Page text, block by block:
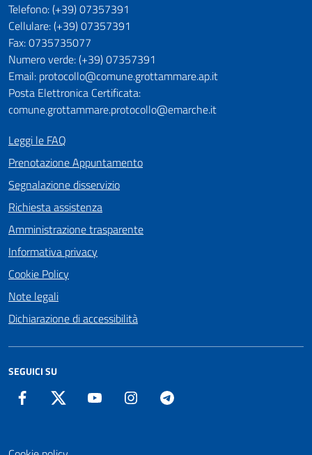
Telefono: (+39) 07357391
Cellulare: (+39) 07357391
Fax: 0735735077
Numero verde: (+39) 07357391
Email: protocollo@comune.grottammare.ap.it
Posta Elettronica Certificata:
comune.grottammare.protocollo@emarche.it
Leggi le FAQ
Prenotazione Appuntamento
Segnalazione disservizio
Richiesta assistenza
Amministrazione trasparente
Informativa privacy
Cookie Policy
Note legali
Dichiarazione di accessibilità
SEGUICI SU
Facebook Twitter YouTube Instagram